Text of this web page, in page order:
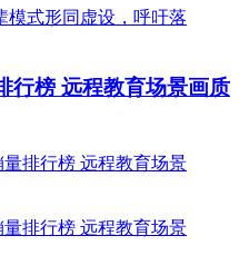
行榜 远程教育场景画质